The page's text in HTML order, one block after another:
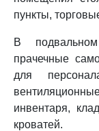
пункты,
В
прачечные
для
инвентаря,
кроватей.